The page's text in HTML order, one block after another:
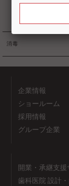
消毒
企業情報
ショールーム
採用情報
グループ企業
開業・承継支援
歯科医院 設計